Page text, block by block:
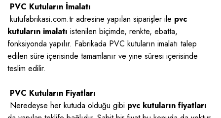
PVC Kutuların İmalatı
kutufabrikasi.com.tr adresine yapılan siparişler ile pvc
kutuların imalatı istenilen biçimde, renkte, ebatta,
fonksiyonda yapılır. Fabrikada PVC kutuların imalatı talep
edilen süre içerisinde tamamlanır ve yine süresi içerisinde
teslim edilir.
PVC Kutuların Fiyatları
Neredeyse her kutuda olduğu gibi pvc kutuların fiyatları